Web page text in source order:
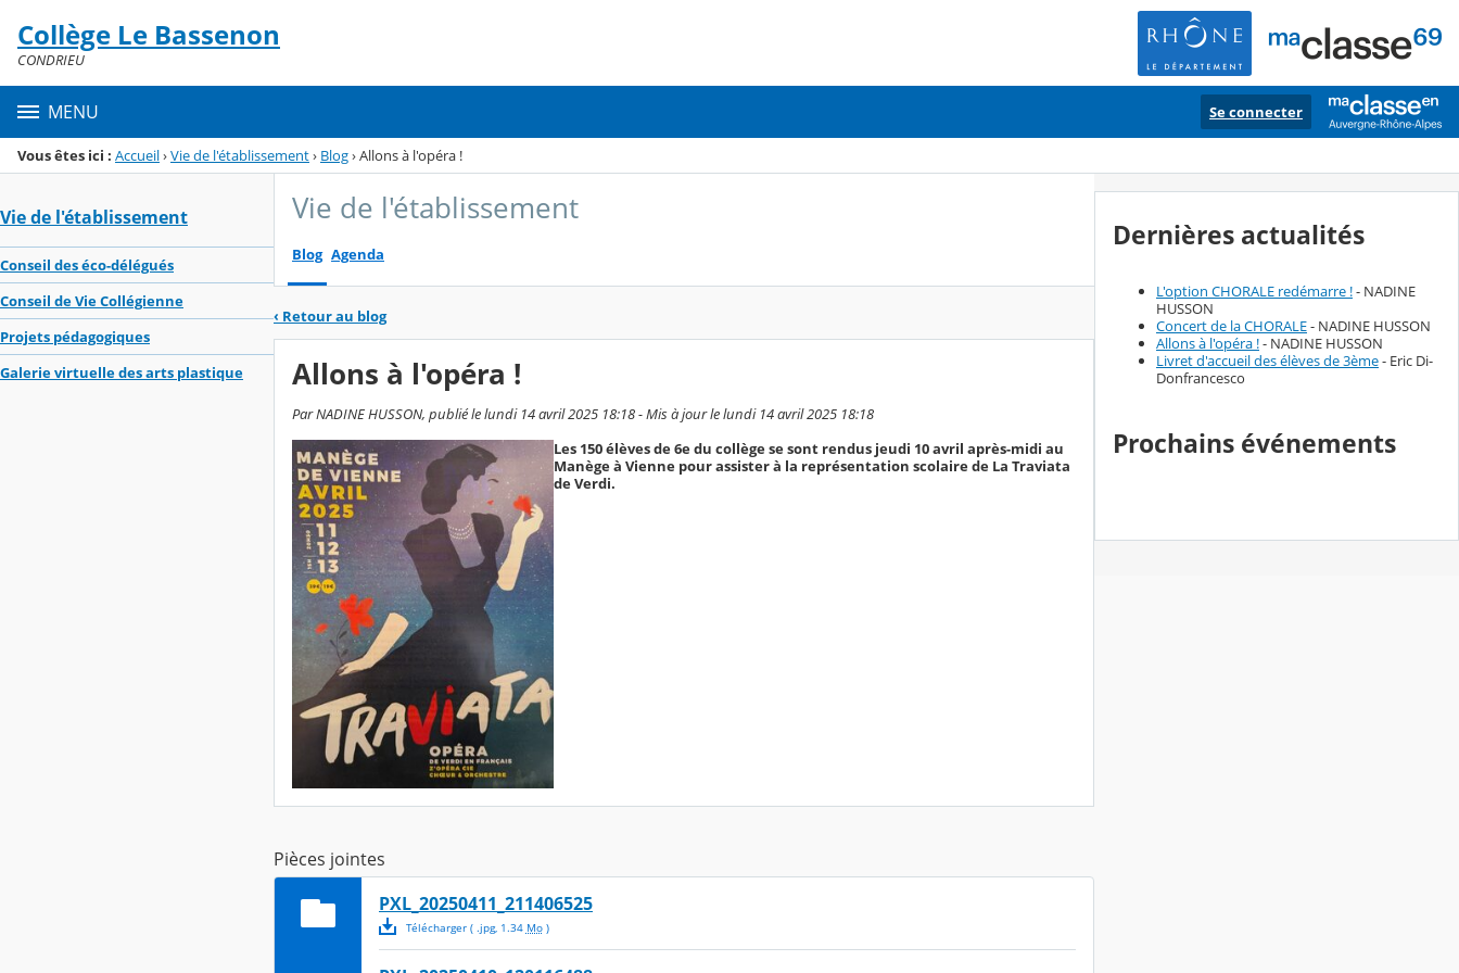
Menu de la rubrique
Contenu
Collège Le Bassenon
CONDRIEU
MENU Se connecter
Vous êtes ici : Accueil›Vie de l'établissement› Blog›Allons à l'opéra !
Vie de l'établissement
Conseil des éco-délégués
Conseil de Vie Collégienne
Projets pédagogiques
Galerie virtuelle des arts plastique
Vie de l'établissement
Blog Agenda
‹ Retour au blog
Allons à l'opéra !
Par NADINE HUSSON, publié le lundi 14 avril 2025 18:18 - Mis à jour le lundi 14 avril 2025 18:18
Les 150 élèves de 6e du collège se sont rendus jeudi 10 avril après-midi au
Manège à Vienne pour assister à la représentation scolaire de La Traviata
de Verdi.
Pièces jointes
PXL_20250411_211406525
Télécharger( .jpg, 1.34 Mo)
Dernières actualités
L'option CHORALE redémarre !- NADINE
HUSSON
Concert de la CHORALE- NADINE HUSSON
Allons à l'opéra !- NADINE HUSSON
Livret d'accueil des élèves de 3ème- Eric Di-
Donfrancesco
Prochains événements